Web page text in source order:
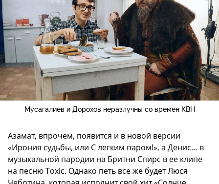
Мусагалиев и Дорохов неразлучны со времен КВН
Азамат, впрочем, появится и в новой версии
«Ирония судьбы, или С легким паром!», а Денис… в
музыкальной пародии на Бритни Спирс в ее клипе
на песню Toxic. Однако петь все же будет Люся